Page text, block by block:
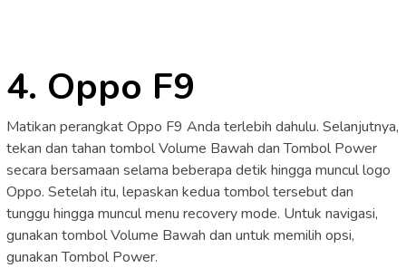
4. Oppo F9
Matikan perangkat Oppo F9 Anda terlebih dahulu. Selanjutnya,
tekan dan tahan tombol Volume Bawah dan Tombol Power
secara bersamaan selama beberapa detik hingga muncul logo
Oppo. Setelah itu, lepaskan kedua tombol tersebut dan
tunggu hingga muncul menu recovery mode. Untuk navigasi,
gunakan tombol Volume Bawah dan untuk memilih opsi,
gunakan Tombol Power.